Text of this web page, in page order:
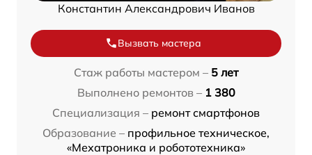
Константин Александрович Иванов
Вызвать мастера
Стаж работы мастером – 5 лет
Выполнено ремонтов – 1 380
Специализация – ремонт смартфонов
Образование – профильное техническое,
«Мехатроника и робототехника»